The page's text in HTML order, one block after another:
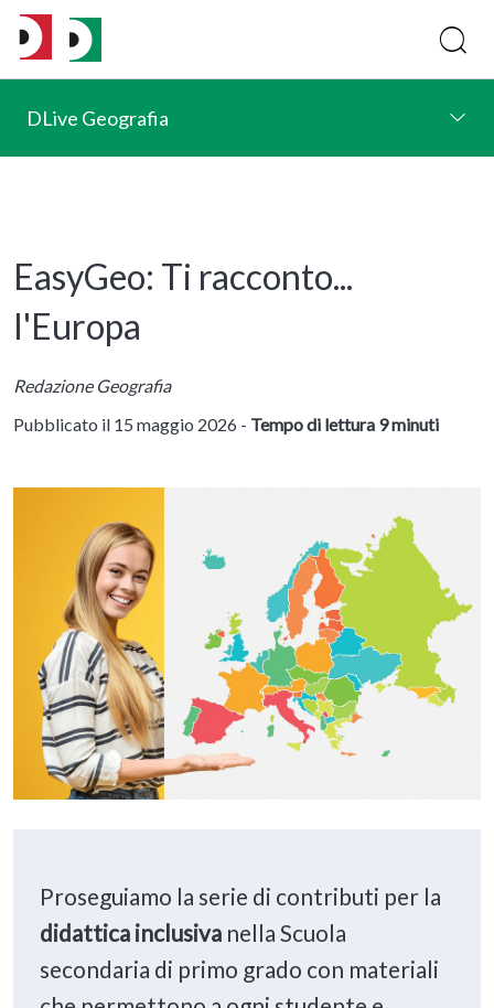
DLive Geografia
EasyGeo: Ti racconto...
l'Europa
Redazione Geografia
Pubblicato il 15 maggio 2026 - Tempo di lettura 9 minuti
Proseguiamo la serie di contributi per la
didattica inclusiva nella Scuola
secondaria di primo grado con materiali